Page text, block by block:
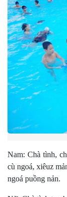
Nam: Chà tình,
cù ngoá, xiêuz
ngoá puồng nản.